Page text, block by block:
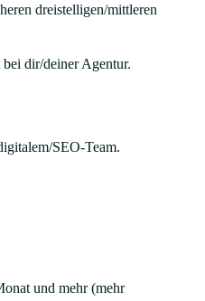
dreistelligen/mittleren
dir/deiner Agentur.
SEO-Team.
und mehr (mehr